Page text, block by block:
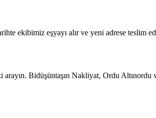
ekibimiz eşyayı alır ve yeni adrese teslim
Bidüşüntaşın Nakliyat, Ordu